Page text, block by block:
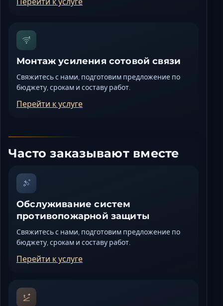
Монтаж усиления сотовой связи
Свяжитесь с нами, подготовим предложение по
бюджету, срокам и составу работ.
Перейти к услуге
Часто заказывают вместе
Обслуживание систем
противопожарной защиты
Свяжитесь с нами, подготовим предложение по
бюджету, срокам и составу работ.
Перейти к услуге